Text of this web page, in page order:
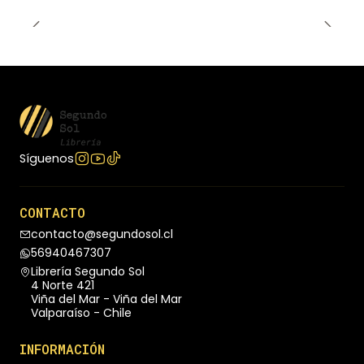
Síguenos
CONTACTO
contacto@segundosol.cl
56940467307
Librería Segundo Sol
4 Norte 421
Viña del Mar - Viña del Mar
Valparaíso - Chile
INFORMACIÓN